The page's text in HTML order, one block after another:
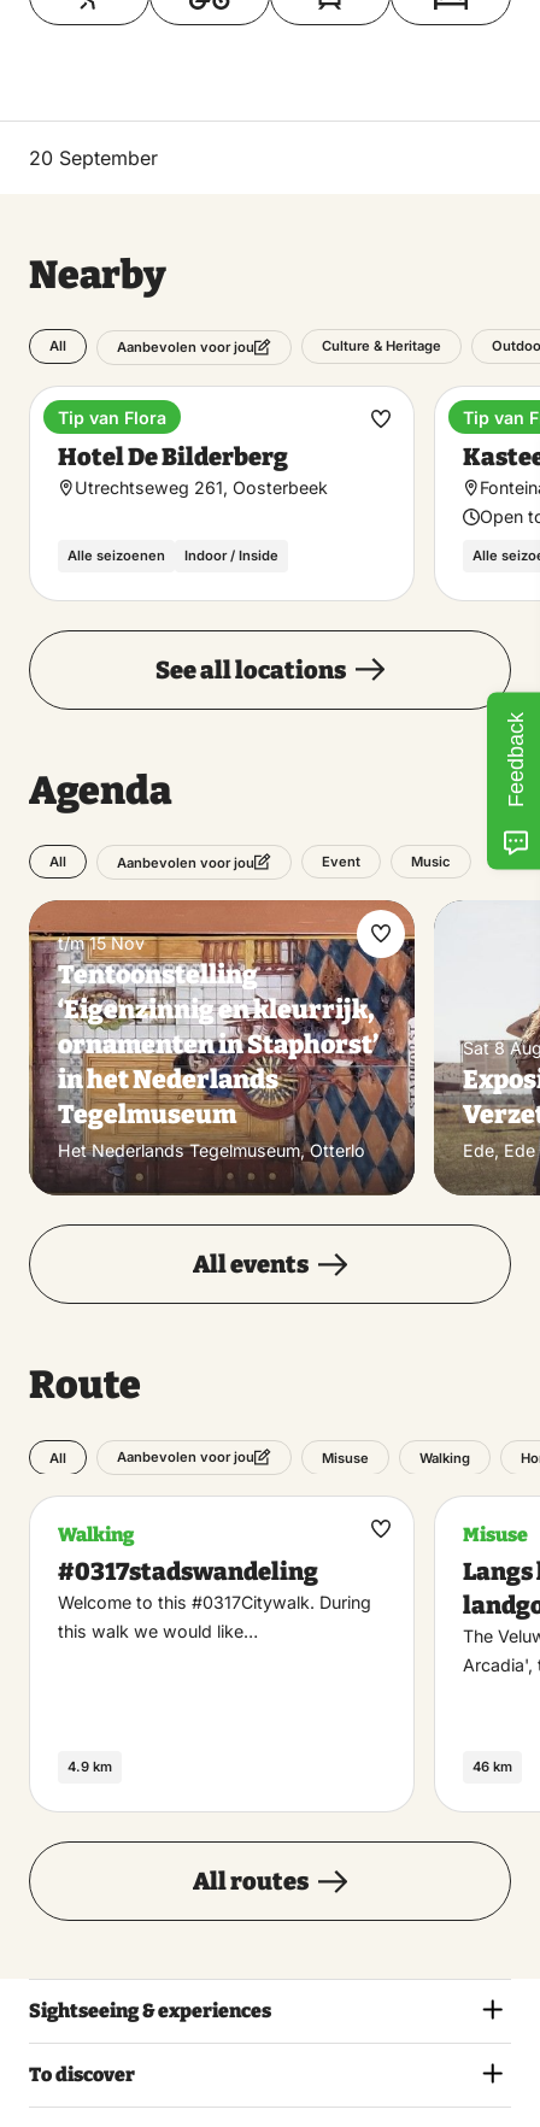
20 September
Nearby
All Aanbevolen voor jou Culture & Heritage
Hotel
Hotel De Bilderberg
Utrechtseweg 261, Oosterbeek
Alle seizoenen Indoor / Inside
Tip van Flora
Make
Castle
Open
Alle
Tip van
See all locations
Agenda
All Aanbevolen voor jou Event Music
t/m 15 Nov
Tentoonstelling
‘Eigenzinnig en kleurrijk,
ornamenten in Staphorst’
in het Nederlands
Tegelmuseum
Het Nederlands Tegelmuseum, Otterlo
Make
favorite
Sat 8
Ede, Ede
All events
Route
All Aanbevolen voor jou Misuse Walking
Walking
#0317stadswandeling
Welcome to this #0317Citywalk. During
this walk we would like…
4.9 km
Maak
Misuse
Langs
The
Arcadia',
46 km
All routes
Sightseeing & experiences
To discover
Feedback